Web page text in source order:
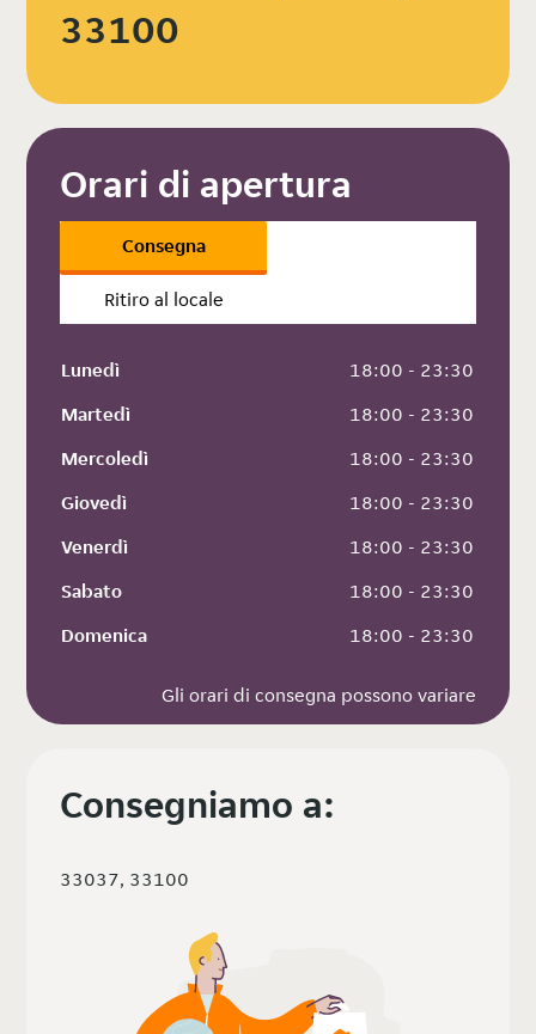
33100
Orari di apertura
Consegna
Ritiro al locale
Lunedì
18:00 - 23:30
Martedì
18:00 - 23:30
Mercoledì
18:00 - 23:30
Giovedì
18:00 - 23:30
Venerdì
18:00 - 23:30
Sabato
18:00 - 23:30
Domenica
18:00 - 23:30
Gli orari di consegna possono variare
Consegniamo a:
33037, 33100